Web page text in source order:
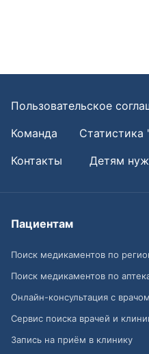
Пользовательское
Команда
Контакты
Детям
Пациентам
Поиск медикаментов по
Поиск медикаментов по
Онлайн-консультация с врачом
Сервис поиска врачей и
Запись на приём в клинику